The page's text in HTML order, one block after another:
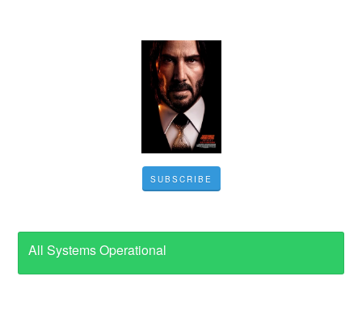
SUBSCRIBE
All Systems Operational